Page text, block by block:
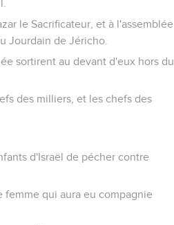
le Sacrificateur, et à l'assemblée
Jourdain de Jéricho.
sortirent au devant d'eux hors du
des milliers, et les chefs des
d'Israël de pécher contre
femme qui aura eu compagnie